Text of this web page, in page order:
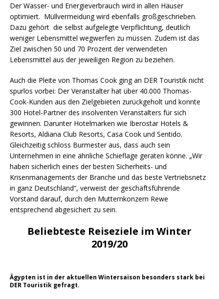
Der Wasser- und Energieverbrauch wird in allen Häuser
optimiert. Müllvermeidung wird ebenfalls großgeschrieben.
Dazu gehört die selbst aufgelegte Verpflichtung, deutlich
weniger Lebensmittel wegwerfen zu müssen. Zudem ist das
Ziel zwischen 50 und 70 Prozent der verwendeten
Lebensmittel aus der jeweiligen Region zu beziehen.
Auch die Pleite von Thomas Cook ging an DER Touristik nicht
spurlos vorbei: Der Veranstalter hat über 40.000 Thomas-
Cook-Kunden aus den Zielgebieten zurückgeholt und konnte
300 Hotel-Partner des insolventen Veranstalters für sich
gewinnen. Darunter Hotelmarken wie Iberostar Hotels &
Resorts, Aldiana Club Resorts, Casa Cook und Sentido.
Gleichzeitig schloss Burmester aus, dass auch sein
Unternehmen in eine ähnliche Schieflage geraten könne. „Wir
haben sicherlich eines der besten Sicherheits- und
Krisenmanagements der Branche und das beste Vertriebsnetz
in ganz Deutschland“, verweist der geschäftsführende
Vorstand darauf, durch den Mutternkonzern Rewe
entsprechend abgesichert zu sein.
Beliebteste Reiseziele im Winter
2019/20
Ägypten ist in der aktuellen Wintersaison besonders stark bei
DER Touristik gefragt.